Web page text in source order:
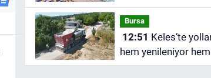
Bakanlık işgallere
müdahale edecek
Bursa
12:51
hem yenileniyor hem
genişliyor